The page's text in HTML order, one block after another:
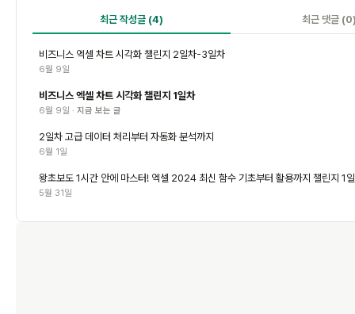
최근 작성글 (4) 최근 댓글
비즈니스 엑셀 차트 시각화 챌린지 2일차-3일차
6월 9일
비즈니스 엑셀 차트 시각화 챌린지 1일차
6월 9일 · 지금 보는 글
2일차 고급 데이터 처리부터 자동화 분석까지
6월 1일
왕초보도 1시간 안에 마스터! 엑셀 2024 최신 함수 기초부터 활용까지 챌린지 1
5월 31일